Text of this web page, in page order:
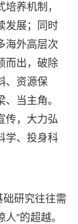
养机制，
发展；同时
海外高层次
而出，破除
、资源保
当主角。
传，大力弘
学、投身科
研究往往需
”的超越。